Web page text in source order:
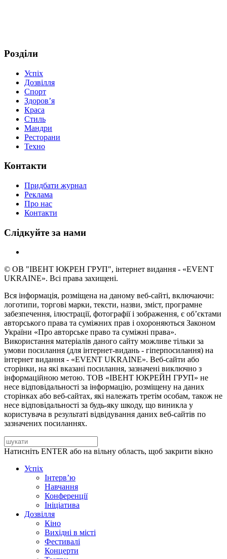
Розділи
Успіх
Дозвілля
Спорт
Здоров’я
Краса
Стиль
Мандри
Ресторани
Техно
Контакти
Придбати журнал
Реклама
Про нас
Контакти
Слідкуйте за нами
© ОВ "ІВЕНТ ЮКРЕН ГРУП", інтернет видання - «EVENT
UKRAINE». Всі права захищені.
Вся інформація, розміщена на даному веб-сайті, включаючи:
логотипи, торгові марки, тексти, назви, зміст, програмне
забезпечення, ілюстрації, фотографії і зображення, є об’єктами
авторського права та суміжних прав і охороняються Законом
України «Про авторське право та суміжні права».
Використання матеріалів даного сайту можливе тільки за
умови посилання (для інтернет-видань - гіперпосилання) на
інтернет видання - «EVENT UKRAINE». Веб-сайти або
сторінки, на які вказані посилання, зазначені виключно з
інформаційною метою. ТОВ «ІВЕНТ ЮКРЕЙН ГРУП» не
несе відповідальності за інформацію, розміщену на даних
сторінках або веб-сайтах, які належать третім особам, також не
несе відповідальності за будь-яку шкоду, що виникла у
користувача в результаті відвідування даних веб-сайтів по
зазначених посиланнях.
Натисніть ENTER або на вільну область, щоб закрити вікно
Успіх
Інтерв’ю
Навчання
Конференції
Ініціатива
Дозвілля
Кіно
Вихідні в місті
Фестивалі
Концерти